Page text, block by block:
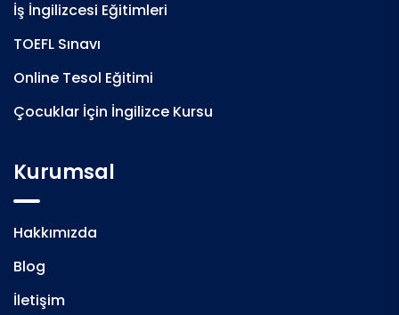
İş İngilizcesi Eğitimleri
TOEFL Sınavı
Online Tesol Eğitimi
Çocuklar İçin İngilizce Kursu
Kurumsal
Hakkımızda
Blog
İletişim